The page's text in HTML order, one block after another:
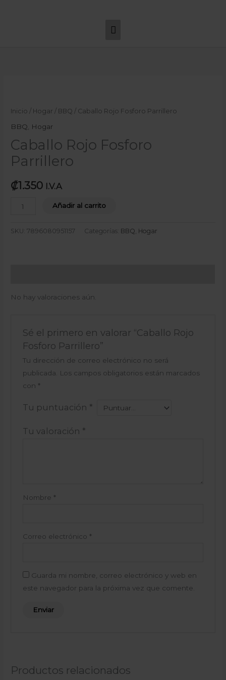
principal
Inicio / Hogar / BBQ / Caballo Rojo Fosforo Parrillero
BBQ Hogar
Caballo Rojo Fosforo
Parrillero
₡1.350 I.V.A
Fosforo
Añadir al carrito
SKU:7896080951157 Categorías: BBQ Hogar
No hay valoraciones aún.
Sé el primero en valorar “Caballo Rojo
Fosforo Parrillero”
Tu dirección de correo electrónico no será
publicada.
Los campos obligatorios están marcados
con *
Tu puntuación *
Tu valoración *
Nombre *
Correo electrónico *
Guarda mi nombre, correo electrónico y web en
este navegador para la próxima vez que comente.
Productos relacionados